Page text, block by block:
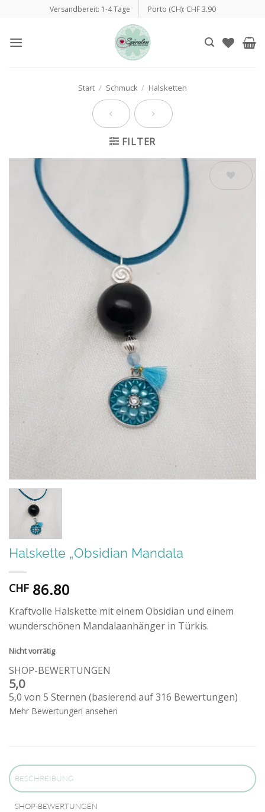
springen
Versandbereit: 1-4 Tage Porto (CH): CHF 3.90
Start / Schmuck / Halsketten
FILTER
Halskette „Obsidian Mandala
CHF 86.80
Kraftvolle Halskette mit einem Obsidian und einem
wunderschönen Mandalaanhänger in Türkis.
Nicht vorrätig
SHOP-BEWERTUNGEN
5,0
5,0 von 5 Sternen (basierend auf 316 Bewertungen)
Mehr Bewertungen ansehen
BESCHREIBUNG
SHOP-BEWERTUNGEN